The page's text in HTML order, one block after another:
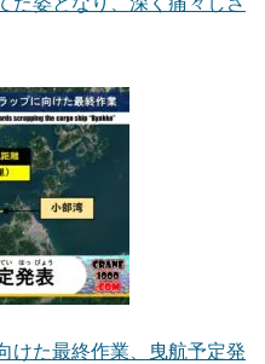
けた最終作業、曳航予定発